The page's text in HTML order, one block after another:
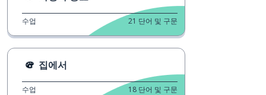
수업 21 단어 및 구문
집에서
수업 18 단어 및 구문